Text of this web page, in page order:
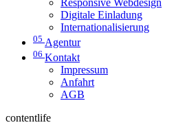
Digitale Einladung
Internationalisierung
05 Agentur
06 Kontakt
Impressum
Anfahrt
AGB
contentlife